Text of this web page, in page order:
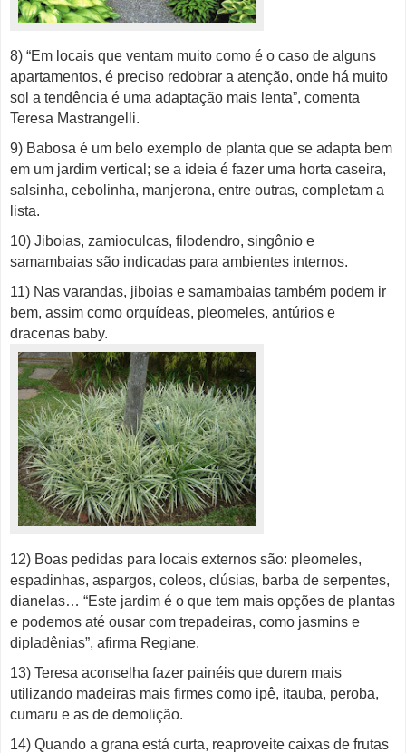
8) “Em locais que ventam muito como é o caso de alguns
apartamentos, é preciso redobrar a atenção, onde há muito
sol a tendência é uma adaptação mais lenta”, comenta
Teresa Mastrangelli.
9) Babosa é um belo exemplo de planta que se adapta bem
em um jardim vertical; se a ideia é fazer uma horta caseira,
salsinha, cebolinha, manjerona, entre outras, completam a
lista.
10) Jiboias, zamioculcas, filodendro, singônio e
samambaias são indicadas para ambientes internos.
11) Nas varandas, jiboias e samambaias também podem ir
bem, assim como orquídeas, pleomeles, antúrios e
dracenas baby.
12) Boas pedidas para locais externos são: pleomeles,
espadinhas, aspargos, coleos, clúsias, barba de serpentes,
dianelas… “Este jardim é o que tem mais opções de plantas
e podemos até ousar com trepadeiras, como jasmins e
dipladênias”, afirma Regiane.
13) Teresa aconselha fazer painéis que durem mais
utilizando madeiras mais firmes como ipê, itauba, peroba,
cumaru e as de demolição.
14) Quando a grana está curta, reaproveite caixas de frutas